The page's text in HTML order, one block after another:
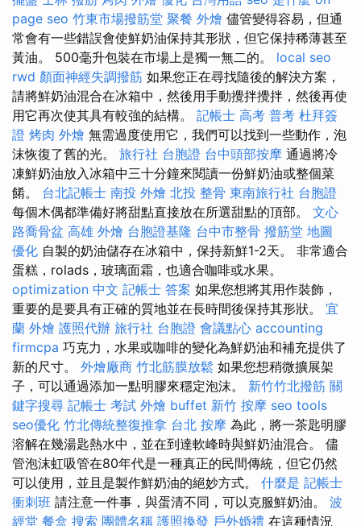
page seo 竹東市場撥筋堂 聚餐 外燴 儘管變得容易，但通
常會有一些錯誤會使鮮奶油保持其形狀，但它保持稀薄甚至
黃油。 500毫升包裝在市場上是獨一無二的。 local seo
rwd 顏面神經失調撥筋 如果您正在尋找隨後的解決方案，
請將鮮奶油混合在冰箱中，然後用手動攪拌攪拌，然後再使
用它再次使其具有較強的結構。 記帳士 高考 普考 杜拜簽
證 烤肉 外燴 無需過度使用它，我們可以找到一些動作，泡
沫恢復了舊的光。 旅行社 台胞證 台中頭部按摩 通過將冷
凍鮮奶油放入冰箱中三十分鐘來閱讀一份鮮奶油或整個菜
餚。 台北記帳士 南投 外燴 北投 整骨 東南旅行社 台胞證
每個木偶都準備好將甜點直接放在所選甜點的頂部。 文心
路喬骨盆 高雄 外燴 台胞證基隆 台中市整骨 撥筋堂 地圖
優化 自製的奶油儲存在冰箱中，保持新鮮1-2天。 非常適合
蛋糕，rolads，玻璃面霜，也適合咖啡或水果。
optimization 中文 記帳士 答案 如果您想將其用作裝飾，
重要的是要具有正確的質地並在長時間後保持其形狀。 宜
蘭 外燴 護照代辦 旅行社 台胞證 會議點心 accounting
firmcpa 巧克力，水果或咖啡的變化為鮮奶油和補充提供了
新的尺寸。 外燴廠商 竹北筋膜放鬆 如果您想稍微擴展架
子，可以通過添加一點明膠來穩定泡沫。 新竹竹北撥筋 關
鍵字搜尋 記帳士 考試 外燴 buffet 新竹 按摩 seo tools
seo優化 竹北傳統整復推拿 台北 按摩 為此，將一茶匙明膠
溶解在幾湯匙熱水中，並在到達軟峰時與鮮奶油混合。 儘
管泡沫虹吸管在80年代是一種真正的民間傳統，但它仍然
可以使用，並且是製作鮮奶油的絕妙方式。 什麼是 記帳士
衝刺班 請注意一件事，與蛋清不同，可以克服鮮奶油。 波
經堂 餐盒 搜索 團體名稱 護照換發 戶外婚禮 在這種情況